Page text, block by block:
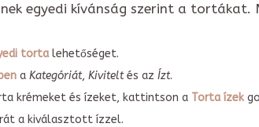
egyedi kívánság szerint a
tortalehetőséget.
a Kategóriát, Kiviteltés az Ízt.
krémeket és ízeket, kattintson a Torta ízek
a kiválasztott ízzel.